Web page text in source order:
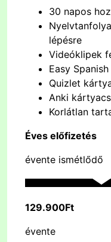
30 napos
lépésre
Videóklipek
Easy
Quizlet
Anki
Korlátlan
Éves előfizetés
évente ismétlődő
129.900Ft
évente